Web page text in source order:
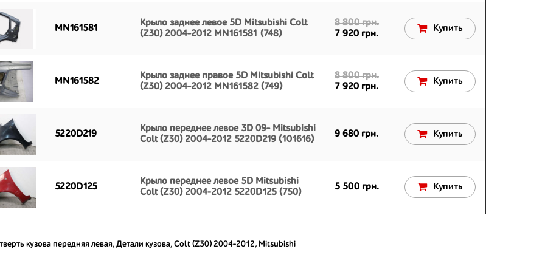
MN161581
Крыло заднее левое 5D Mitsubishi Colt
(Z30) 2004-2012 MN161581 (748)
8 800 грн.
7 920 грн.
Купить
MN161582
Крыло заднее правое 5D Mitsubishi Colt
(Z30) 2004-2012 MN161582 (749)
8 800 грн.
7 920 грн.
Купить
5220D219
Крыло переднее левое 3D 09- Mitsubishi
Colt (Z30) 2004-2012 5220D219 (101616)
9 680 грн. Купить
5220D125
Крыло переднее левое 5D Mitsubishi
Colt (Z30) 2004-2012 5220D125 (750)
5 500 грн. Купить
кузова передняя левая, Детали кузова, Colt (Z30) 2004-2012, Mitsubishi